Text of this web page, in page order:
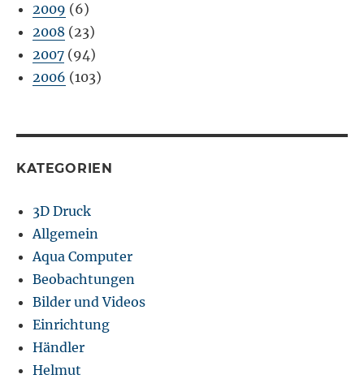
2009 (6)
2008 (23)
2007 (94)
2006 (103)
KATEGORIEN
3D Druck
Allgemein
Aqua Computer
Beobachtungen
Bilder und Videos
Einrichtung
Händler
Helmut